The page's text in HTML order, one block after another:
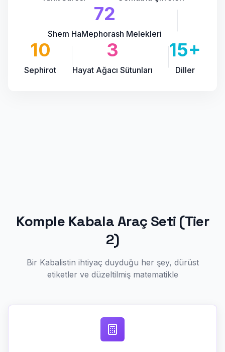
72
Shem HaMephorash Melekleri
10
Sephirot
3
Hayat Ağacı Sütunları
15+
Diller
Komple Kabala Araç Seti (Tier
2)
Bir Kabalistin ihtiyaç duyduğu her şey, dürüst
etiketler ve düzeltilmiş matematikle